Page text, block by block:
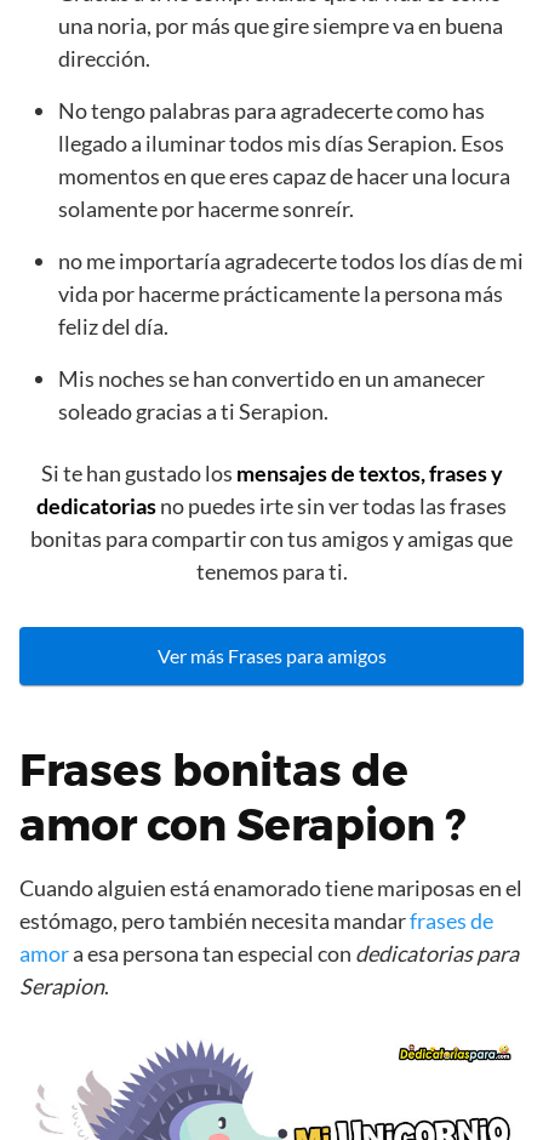
una noria, por más que gire siempre va en buena
dirección.
No tengo palabras para agradecerte como has
llegado a iluminar todos mis días Serapion. Esos
momentos en que eres capaz de hacer una locura
solamente por hacerme sonreír.
no me importaría agradecerte todos los días de mi
vida por hacerme prácticamente la persona más
feliz del día.
Mis noches se han convertido en un amanecer
soleado gracias a ti Serapion.
Si te han gustado los mensajes de textos, frases y
dedicatoriasno puedes irte sin ver todas las frases
bonitas para compartir con tus amigos y amigas que
tenemos para ti.
Ver más Frases para amigos
Frases bonitas de
amor con Serapion ?
Cuando alguien está enamorado tiene mariposas en el
estómago, pero también necesita mandarfrases de
amora esa persona tan especial con dedicatorias para
Serapion.